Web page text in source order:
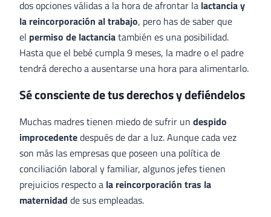
dos opciones válidas a la hora de afrontar la lactancia y
la reincorporación al trabajo, pero has de saber que
el permiso de lactanciatambién es una posibilidad.
Hasta que el bebé cumpla 9 meses, la madre o el padre
tendrá derecho a ausentarse una hora para alimentarlo.
Sé consciente de tus derechos y defiéndelos
Muchas madres tienen miedo de sufrir un despido
improcedentedespués de dar a luz. Aunque cada vez
son más las empresas que poseen una política de
conciliación laboral y familiar, algunos jefes tienen
prejuicios respecto a la reincorporación tras la
maternidad de sus empleadas.